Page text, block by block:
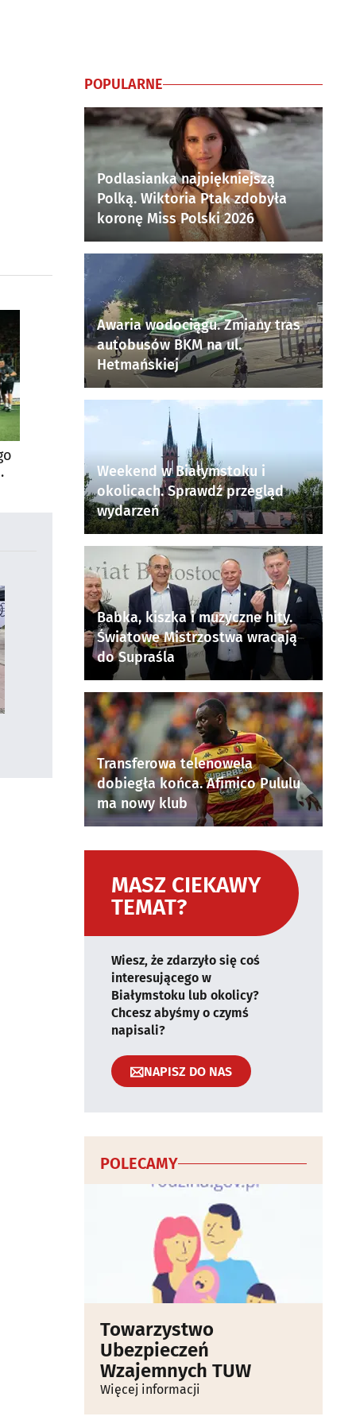
POPULARNE
Podlasianka najpiękniejszą
Polką. Wiktoria Ptak zdobyła
koronę Miss Polski 2026
Awaria wodociągu. Zmiany tras
autobusów BKM na ul.
Hetmańskiej
Weekend w Białymstoku i
okolicach. Sprawdź przegląd
wydarzeń
Babka, kiszka i muzyczne hity.
Światowe Mistrzostwa wracają
do Supraśla
Transferowa telenowela
dobiegła końca. Afimico Pululu
ma nowy klub
MASZ CIEKAWY
TEMAT?
Wiesz, że zdarzyło się coś
interesującego w
Białymstoku lub okolicy?
Chcesz abyśmy o czymś
napisali?
NAPISZ DO NAS
POLECAMY
Towarzystwo
Ubezpieczeń
Wzajemnych TUW
Więcej informacji